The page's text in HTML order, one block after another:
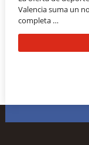
Valencia suma un
completa …